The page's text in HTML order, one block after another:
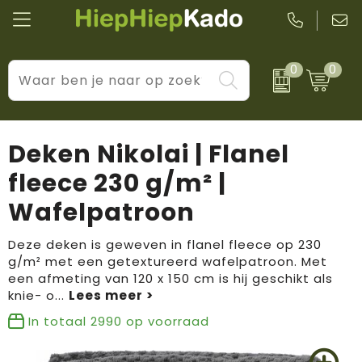
0 0
Kantoor & schrijfwaren
Wellness & verzorging
Tassen & reizen
Huis, tuin & keuken
Elektronica & gadgets
Kleding & accessoires
Sport & vrije tijd
Levensstijl
Prijs & impact
BIC
Boska
Brandflavours
Camelbak
Janzen
JBL
LogoSeat
Deken Nikolai | Flanel
fleece 230 g/m² |
Wafelpatroon
Deze deken is geweven in flanel fleece op 230
g/m² met een getextureerd wafelpatroon. Met
een afmeting van 120 x 150 cm is hij geschikt als
knie- o...
In totaal 2990 op voorraad